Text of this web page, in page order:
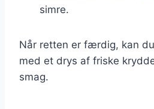
simre.
Når retten er færdig, kan
med et drys af friske
smag.